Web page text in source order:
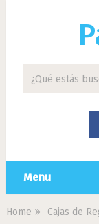
Menu
Home Cajas de